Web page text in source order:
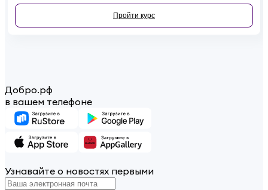
волонтерами. Почему необходимо привлекать волонтеров к
сохранению культурного наследия и как регулировать
взаимоотношения с ними в правовом поле - в этом курсе.
Пройти курс
Добро.рф
в вашем телефоне
Узнавайте о новостях первыми